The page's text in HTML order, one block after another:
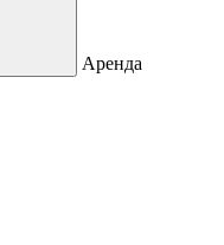
Аренда